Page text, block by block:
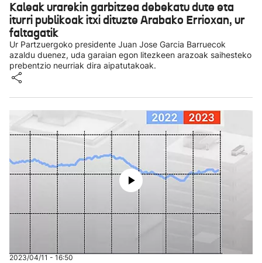
Kaleak urarekin garbitzea debekatu dute eta
iturri publikoak itxi dituzte Arabako Errioxan, ur
faltagatik
Ur Partzuergoko presidente Juan Jose Garcia Barruecok
azaldu duenez, uda garaian egon litezkeen arazoak saihesteko
prebentzio neurriak dira aipatutakoak.
2023/04/11 - 16:50